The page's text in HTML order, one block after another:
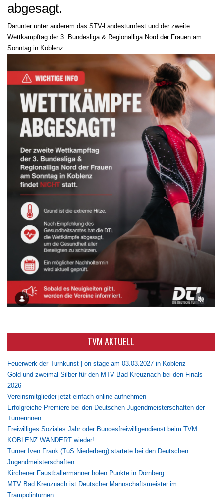
abgesagt.
Darunter unter anderem das STV-Landesturnfest und der zweite
Wettkampftag der 3. Bundesliga & Regionalliga Nord der Frauen am
Sonntag in Koblenz.
TVM AKTUELL
Feuerwerk der Turnkunst | on stage am 03.03.2027 in Koblenz
Gold und zweimal Silber für den MTV Bad Kreuznach bei den Finals
2026
Vereinsmitglieder jetzt einfach online aufnehmen
Erfolgreiche Premiere bei den Deutschen Jugendmeisterschaften der
Turnerinnen
Freiwilliges Soziales Jahr oder Bundesfreiwilligendienst beim TVM
KOBLENZ WANDERT wieder!
Turner Iven Frank (TuS Niederberg) startete bei den Deutschen
Jugendmeisterschaften
Kirchener Faustballermänner holen Punkte in Dörnberg
MTV Bad Kreuznach ist Deutscher Mannschaftsmeister im
Trampolinturnen